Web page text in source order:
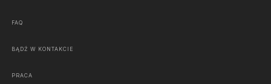
FAQ
BĄDŹ W KONTAKCIE
PRACA